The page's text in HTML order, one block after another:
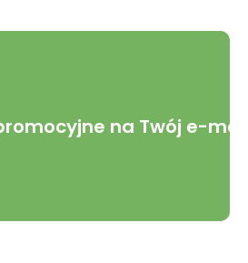
na Twój e-mail